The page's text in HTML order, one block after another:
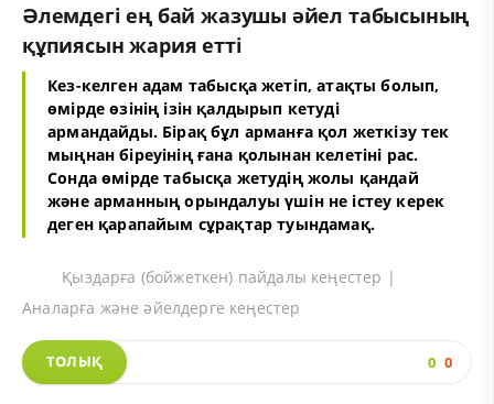
Әлемдегі ең бай жазушы әйел табысының
құпиясын жария етті
Кез-келген адам табысқа жетіп, атақты болып,
өмірде өзінің ізін қалдырып кетуді
армандайды. Бірақ бұл арманға қол жеткізу тек
мыңнан біреуінің ғана қолынан келетіні рас.
Сонда өмірде табысқа жетудің жолы қандай
және арманның орындалуы үшін не істеу керек
деген қарапайым сұрақтар туындамақ.
Қыздарға (бойжеткен) пайдалы кеңестер |
Аналарға және әйелдерге кеңестер
ТОЛЫҚ 0 0